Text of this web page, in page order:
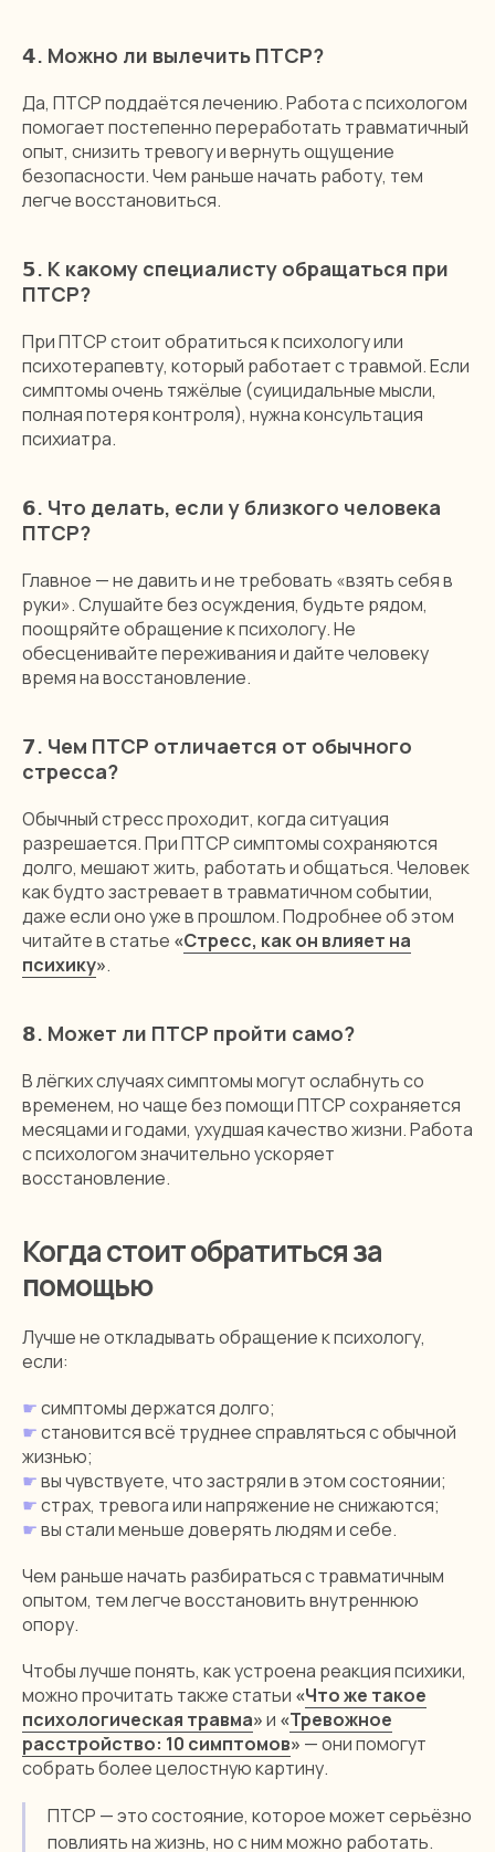
𝟰. Можно ли вылечить ПТСР?
Да, ПТСР поддаётся лечению. Работа с психологом
помогает постепенно переработать травматичный
опыт, снизить тревогу и вернуть ощущение
безопасности. Чем раньше начать работу, тем
легче восстановиться.
𝟱. К какому специалисту обращаться при
ПТСР?
При ПТСР стоит обратиться к психологу или
психотерапевту, который работает с травмой. Если
симптомы очень тяжёлые (суицидальные мысли,
полная потеря контроля), нужна консультация
психиатра.
𝟲. Что делать, если у близкого человека
ПТСР?
Главное — не давить и не требовать «взять себя в
руки». Слушайте без осуждения, будьте рядом,
поощряйте обращение к психологу. Не
обесценивайте переживания и дайте человеку
время на восстановление.
𝟳. Чем ПТСР отличается от обычного
стресса?
Обычный стресс проходит, когда ситуация
разрешается. При ПТСР симптомы сохраняются
долго, мешают жить, работать и общаться. Человек
как будто застревает в травматичном событии,
даже если оно уже в прошлом. Подробнее об этом
читайте в статье «Стресс, как он влияет на
психику».
𝟴. Может ли ПТСР пройти само?
В лёгких случаях симптомы могут ослабнуть со
временем, но чаще без помощи ПТСР сохраняется
месяцами и годами, ухудшая качество жизни. Работа
с психологом значительно ускоряет
восстановление.
Когда стоит обратиться за
помощью
Лучше не откладывать обращение к психологу,
если:
☛симптомы держатся долго;
☛становится всё труднее справляться с обычной
жизнью;
☛вы чувствуете, что застряли в этом состоянии;
☛страх, тревога или напряжение не снижаются;
☛вы стали меньше доверять людям и себе.
Чем раньше начать разбираться с травматичным
опытом, тем легче восстановить внутреннюю
опору.
Чтобы лучше понять, как устроена реакция психики,
можно прочитать также статьи «Что же такое
психологическая травма»и «Тревожное
расстройство: 10 симптомов» — они помогут
собрать более целостную картину.
ПТСР — это состояние, которое может серьёзно
повлиять на жизнь, но с ним можно работать.